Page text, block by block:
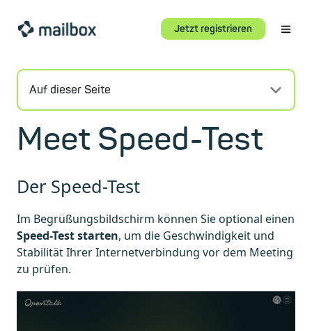
Jetzt registrieren
Auf dieser Seite
Meet Speed-Test
Der Speed-Test
Im Begrüßungsbildschirm können Sie optional einen
Speed-Test starten, um die Geschwindigkeit und
Stabilität Ihrer Internetverbindung vor dem Meeting
zu prüfen.